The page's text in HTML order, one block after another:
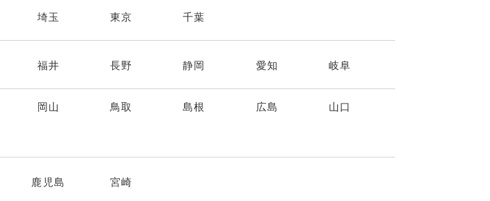
埼玉 東京 千葉
福井 長野 静岡 愛知 岐阜
岡山 鳥取 島根 広島 山口
鹿児島 宮崎